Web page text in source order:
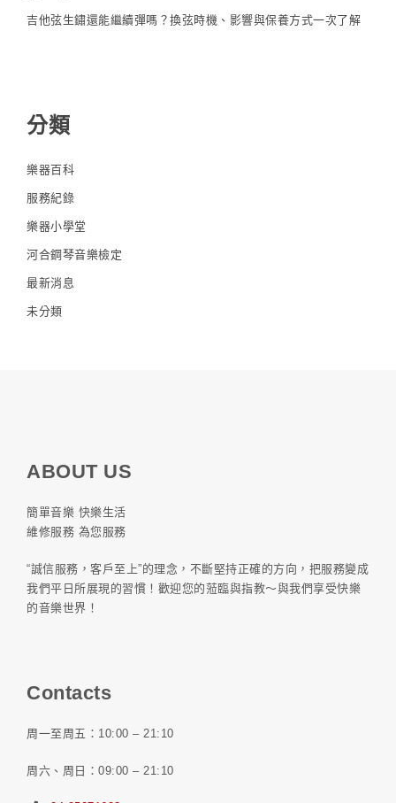
吉他弦生鏽還能繼續彈嗎？換弦時機、影響與保養方式一次了解
分類
樂器百科
服務紀錄
樂器小學堂
河合鋼琴音樂檢定
最新消息
未分類
ABOUT US
簡單音樂 快樂生活
維修服務 為您服務
“誠信服務，客戶至上”的理念，不斷堅持正確的方向，把服務變成
我們平日所展現的習慣！歡迎您的蒞臨與指教～與我們享受快樂
的音樂世界！
Contacts
周一至周五：10:00 – 21:10
周六、周日：09:00 – 21:10